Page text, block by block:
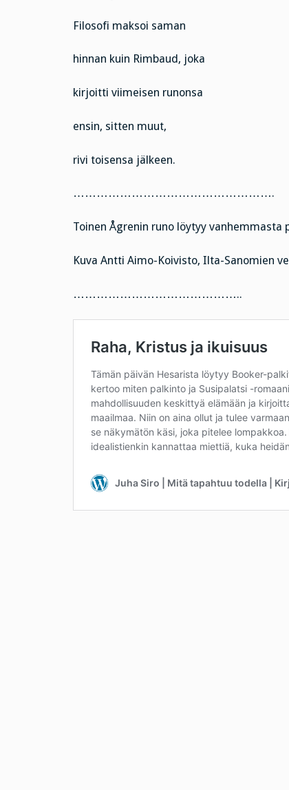
Filosofi maksoi saman
hinnan kuin Rimbaud, joka
kirjoitti viimeisen runonsa
ensin, sitten muut,
rivi toisensa jälkeen.
…………………………………………….
Toinen Ågrenin runo löytyy vanhemmasta
Kuva Antti Aimo-Koivisto, Ilta-Sanomien
……………………………………..